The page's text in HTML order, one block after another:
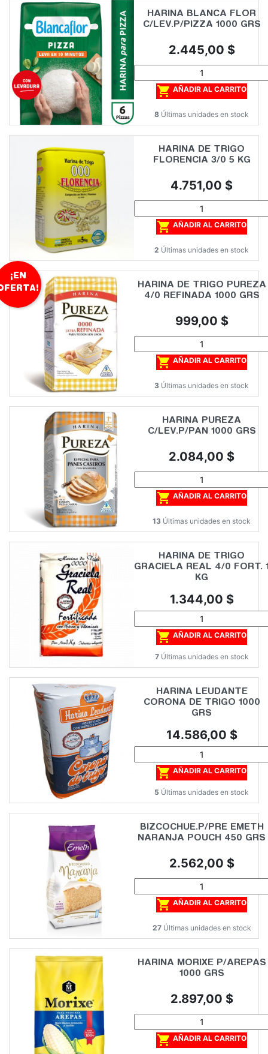
HARINA BLANCA FLOR
C/LEV.P/PIZZA 1000 GRS
Precio
2.445,00 $
 AÑADIR AL CARRITO
8 Últimas unidades en stock
HARINA DE TRIGO
FLORENCIA 3/0 5 KG
Precio
4.751,00 $
 AÑADIR AL CARRITO
2 Últimas unidades en stock
HARINA DE TRIGO PUREZA
4/0 REFINADA 1000 GRS
Precio
999,00 $
 AÑADIR AL CARRITO
3 Últimas unidades en stock
¡EN
HARINA PUREZA
C/LEV.P/PAN 1000 GRS
Precio
2.084,00 $
 AÑADIR AL CARRITO
13 Últimas unidades en stock
HARINA DE TRIGO
GRACIELA REAL 4/0 FORT.
KG
Precio
1.344,00 $
 AÑADIR AL CARRITO
7 Últimas unidades en stock
HARINA LEUDANTE
CORONA DE TRIGO 1000
GRS
Precio
14.586,00 $
 AÑADIR AL CARRITO
5 Últimas unidades en stock
BIZCOCHUE.P/PRE EMETH
NARANJA POUCH 450 GRS
Precio
2.562,00 $
 AÑADIR AL CARRITO
27 Últimas unidades en stock
HARINA MORIXE P/AREPAS
1000 GRS
Precio
2.897,00 $
 AÑADIR AL CARRITO